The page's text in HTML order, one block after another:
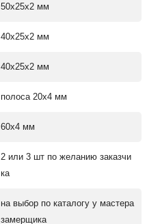
50х25х2 мм
40х25х2 мм
40х25х2 мм
полоса 20х4 мм
60х4 мм
2 или 3 шт по желанию заказчи
ка
на выбор по каталогу у мастера
замерщика